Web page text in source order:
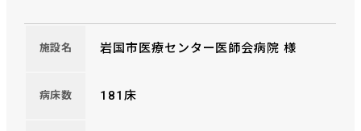
施設名 岩国市医療センター医師会病院 様
病床数 181床